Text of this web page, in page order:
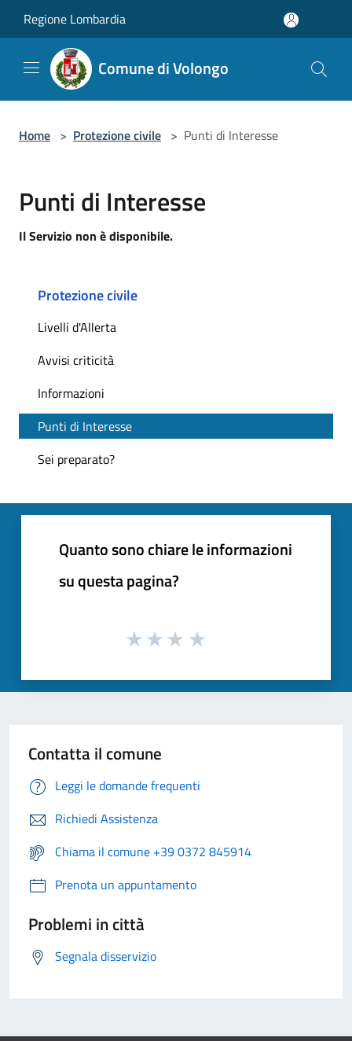
Regione Lombardia
Comune di Volongo
Home > Protezione civile > Punti di Interesse
Punti di Interesse
Il Servizio non è disponibile.
Protezione civile
Livelli d'Allerta
Avvisi criticità
Informazioni
Punti di Interesse
Sei preparato?
Quanto sono chiare le informazioni
su questa pagina?
Contatta il comune
Leggi le domande frequenti
Richiedi Assistenza
Chiama il comune +39 0372 845914
Prenota un appuntamento
Problemi in città
Segnala disservizio